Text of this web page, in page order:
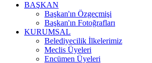
BAŞKAN
Başkan'ın Özgeçmişi
Başkan'ın Fotoğrafları
KURUMSAL
Belediyecilik İlkelerimiz
Meclis Üyeleri
Encümen Üyeleri